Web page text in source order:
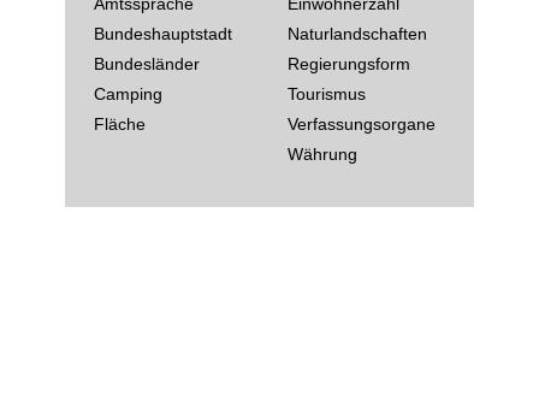
Bundeshauptstadt
Bundesländer
Camping
Fläche
Naturlandschaften
Regierungsform
Tourismus
Verfassungsorgane
Währung